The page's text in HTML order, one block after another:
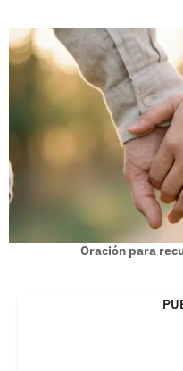
Oración para